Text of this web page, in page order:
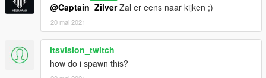
@Captain_ZilverZal er eens naar kijken ;)
20 mai 2021
itsvision_twitch
how do i spawn this?